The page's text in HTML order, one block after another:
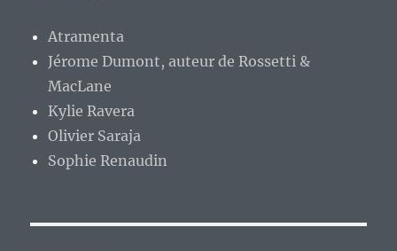
Atramenta
Jérome Dumont, auteur de Rossetti &
MacLane
Kylie Ravera
Olivier Saraja
Sophie Renaudin